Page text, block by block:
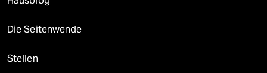
Die Seitenwende
Stellen